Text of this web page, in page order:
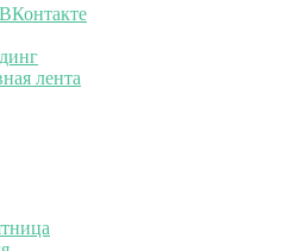
лента